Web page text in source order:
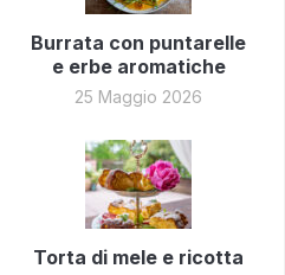
Burrata con puntarelle
e erbe aromatiche
25 Maggio 2026
Torta di mele e ricotta